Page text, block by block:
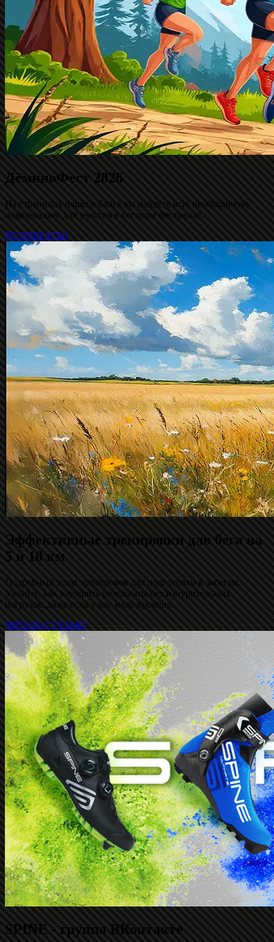
ДёминоФест 2026
На страницах нашего блога вы найдёте всю необходимую
информацию для участия в беговом фестивале.
РЕЗУЛЬТАТЫ!
Эффективные тренировки для бега на
5 и 10 км
Подробный план тренировок для подготовки к забегам.
Узнайте, как улучшить результаты без изнурительных
нагрузок, даже если у вас мало времени.
ЧИТАТЬ СТАТЬЮ
SPINE - группа ВКонтакте